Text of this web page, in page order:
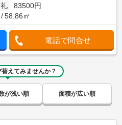
礼
83500円
58.86㎡
電話で問合せ
えてみませんか？
が浅い順 面積が広い順